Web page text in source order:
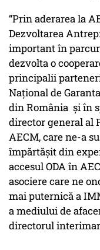
“Prin aderarea la
Dezvoltarea
important în
dezvolta o
principalii
Național de
din România și în
director general al
AECM, care ne-a
împărtășit din
accesul ODA în
asociere care ne
mai puternică a
a mediului de
directorul interimar